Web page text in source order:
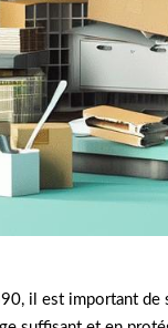
il est important de